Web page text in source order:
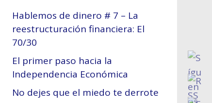
Hablemos de dinero # 7 – La
reestructuración financiera: El
70/30
El primer paso hacia la
Independencia Económica
No dejes que el miedo te derrote